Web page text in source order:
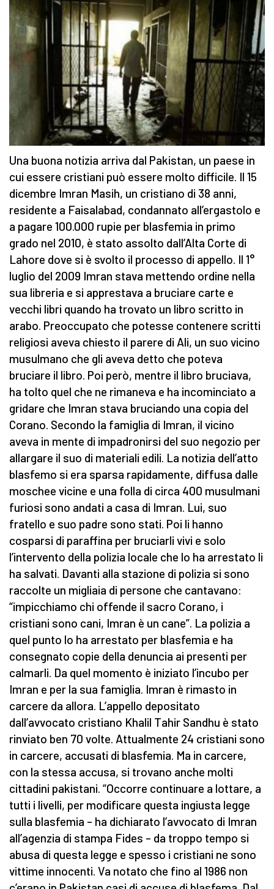
Una buona notizia arriva dal Pakistan, un paese in
cui essere cristiani può essere molto difficile. Il 15
dicembre Imran Masih, un cristiano di 38 anni,
residente a Faisalabad, condannato all’ergastolo e
a pagare 100.000 rupie per blasfemia in primo
grado nel 2010, è stato assolto dall’Alta Corte di
Lahore dove si è svolto il processo di appello. Il 1°
luglio del 2009 Imran stava mettendo ordine nella
sua libreria e si apprestava a bruciare carte e
vecchi libri quando ha trovato un libro scritto in
arabo. Preoccupato che potesse contenere scritti
religiosi aveva chiesto il parere di Ali, un suo vicino
musulmano che gli aveva detto che poteva
bruciare il libro. Poi però, mentre il libro bruciava,
ha tolto quel che ne rimaneva e ha incominciato a
gridare che Imran stava bruciando una copia del
Corano. Secondo la famiglia di Imran, il vicino
aveva in mente di impadronirsi del suo negozio per
allargare il suo di materiali edili. La notizia dell’atto
blasfemo si era sparsa rapidamente, diffusa dalle
moschee vicine e una folla di circa 400 musulmani
furiosi sono andati a casa di Imran. Lui, suo
fratello e suo padre sono stati. Poi li hanno
cosparsi di paraffina per bruciarli vivi e solo
l’intervento della polizia locale che lo ha arrestato li
ha salvati. Davanti alla stazione di polizia si sono
raccolte un migliaia di persone che cantavano:
“impicchiamo chi offende il sacro Corano, i
cristiani sono cani, Imran è un cane”. La polizia a
quel punto lo ha arrestato per blasfemia e ha
consegnato copie della denuncia ai presenti per
calmarli. Da quel momento è iniziato l’incubo per
Imran e per la sua famiglia. Imran è rimasto in
carcere da allora. L’appello depositato
dall’avvocato cristiano Khalil Tahir Sandhu è stato
rinviato ben 70 volte. Attualmente 24 cristiani sono
in carcere, accusati di blasfemia. Ma in carcere,
con la stessa accusa, si trovano anche molti
cittadini pakistani. “Occorre continuare a lottare, a
tutti i livelli, per modificare questa ingiusta legge
sulla blasfemia – ha dichiarato l’avvocato di Imran
all’agenzia di stampa Fides – da troppo tempo si
abusa di questa legge e spesso i cristiani ne sono
vittime innocenti. Va notato che fino al 1986 non